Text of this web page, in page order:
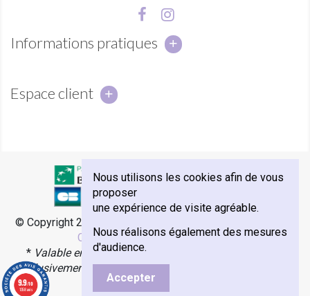
Informations pratiques
Espace client
© Copyright 2018 - Abbaye Notre-Dame de Sénanque -
Commerce par Agence Velcome
*Valable en France Métropolitaine, Monaco et Corse.
Exclusivement avec les transporteurs Colissimo, Mondial
Relay & Chronopost.
Nous utilisons les cookies afin de vous
proposer
une expérience de visite agréable.
Nous réalisons également des mesures
d'audience.
Accepter
9.9/10
1358 avis